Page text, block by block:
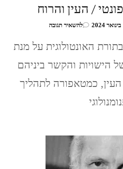
/ העין והרוח
להשאיר תגובהבנושא
מרלו-פונטי
העין
האונטולוגית על מנת
הישויות והקשר ביניהם
כמטאפורה לתהליך